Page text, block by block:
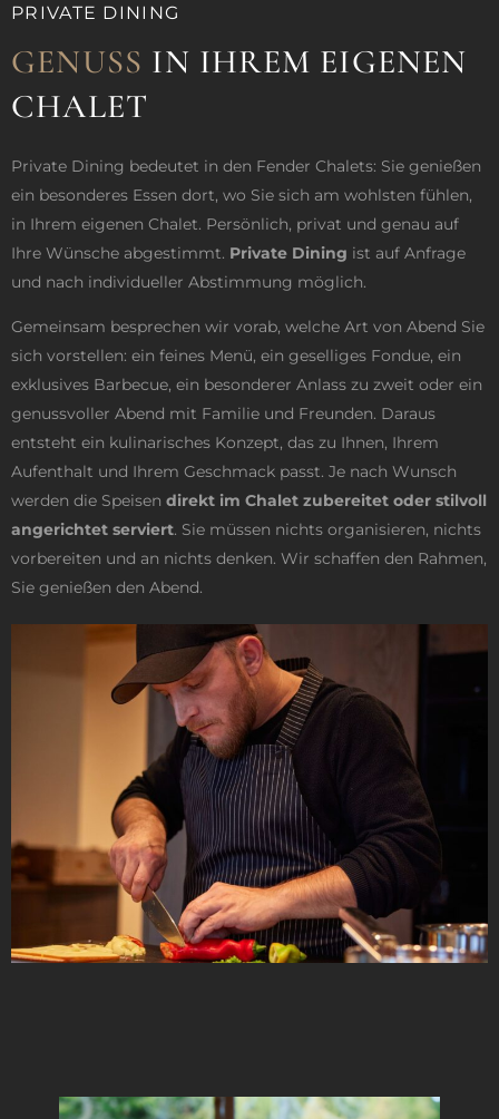
PRIVATE DINING
GENUSS IN IHREM EIGENEN
CHALET
Private Dining bedeutet in den Fender Chalets: Sie genießen
ein besonderes Essen dort, wo Sie sich am wohlsten fühlen,
in Ihrem eigenen Chalet. Persönlich, privat und genau auf
Ihre Wünsche abgestimmt. Private Dining ist auf Anfrage
und nach individueller Abstimmung möglich.
Gemeinsam besprechen wir vorab, welche Art von Abend Sie
sich vorstellen: ein feines Menü, ein geselliges Fondue, ein
exklusives Barbecue, ein besonderer Anlass zu zweit oder ein
genussvoller Abend mit Familie und Freunden. Daraus
entsteht ein kulinarisches Konzept, das zu Ihnen, Ihrem
Aufenthalt und Ihrem Geschmack passt. Je nach Wunsch
werden die Speisen direkt im Chalet zubereitet oder stilvoll
angerichtet serviert. Sie müssen nichts organisieren, nichts
vorbereiten und an nichts denken. Wir schaffen den Rahmen,
Sie genießen den Abend.